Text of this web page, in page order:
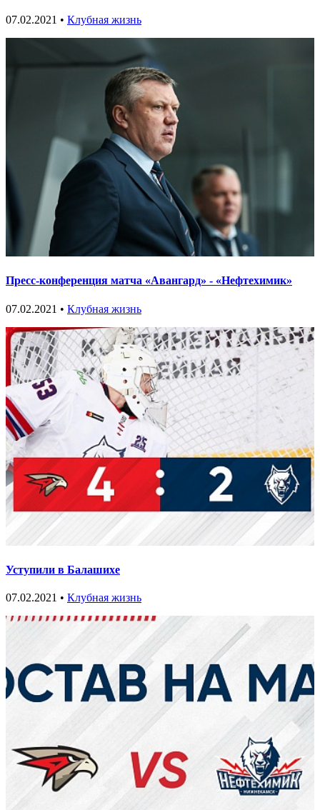
07.02.2021 • Клубная жизнь
Пресс-конференция матча «Авангард» - «Нефтехимик»
07.02.2021 • Клубная жизнь
Уступили в Балашихе
07.02.2021 • Клубная жизнь